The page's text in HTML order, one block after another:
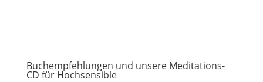
Buchempfehlungen und unsere Meditations-
CD für Hochsensible